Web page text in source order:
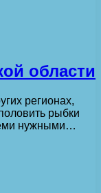
области
регионах,
рыбки
нужными…